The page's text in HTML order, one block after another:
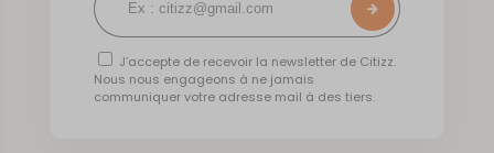
J’accepte de recevoir la newsletter de Citizz.
Nous nous engageons à ne jamais
communiquer votre adresse mail à des tiers.